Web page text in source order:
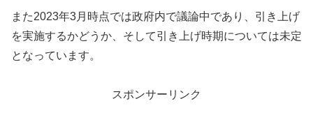
また2023年3月時点では政府内で議論中であり、引き上げ
を実施するかどうか、そして引き上げ時期については未定
となっています。
スポンサーリンク